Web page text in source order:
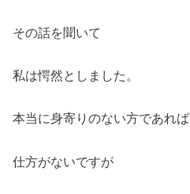
その話を聞いて
私は愕然としました。
本当に身寄りのない方であれば
仕方がないですが